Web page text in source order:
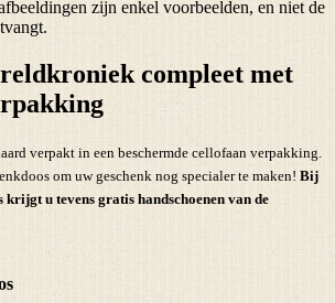
zijn enkel voorbeelden, en niet de
compleet met
verpakt in een beschermde cellofaan verpakking.
om uw geschenk nog specialer te maken! Bij
krijgt u tevens gratis handschoenen van de